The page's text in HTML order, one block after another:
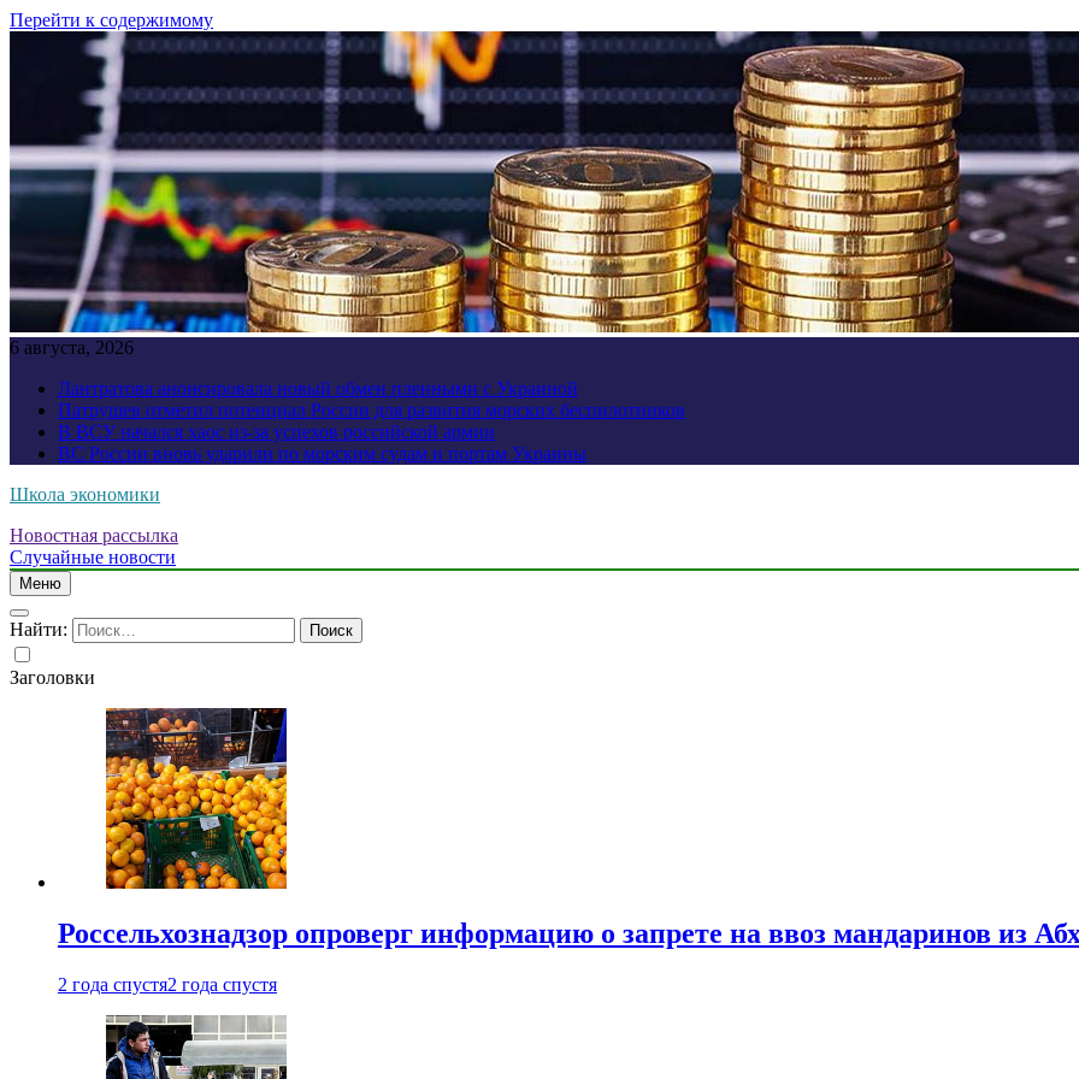
Перейти к содержимому
6 августа, 2026
Лантратова анонсировала новый обмен пленными с Украиной
Патрушев отметил потенциал России для развития морских беспилотников
В ВСУ начался хаос из-за успехов российской армии
ВС России вновь ударили по морским судам и портам Украины
Школа экономики
Новостная рассылка
Случайные новости
Меню
Найти:
Заголовки
Россельхознадзор опроверг информацию о запрете на ввоз мандаринов из
2 года спустя2 года спустя